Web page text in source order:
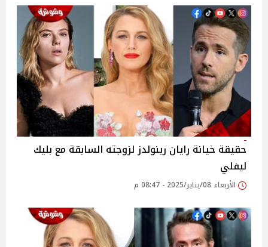
حقيقة خيانة رايان رينولدز لزوجته السابقة مع بليك
ليفلي
الأربعاء 08/يناير/2025 - 08:47 م